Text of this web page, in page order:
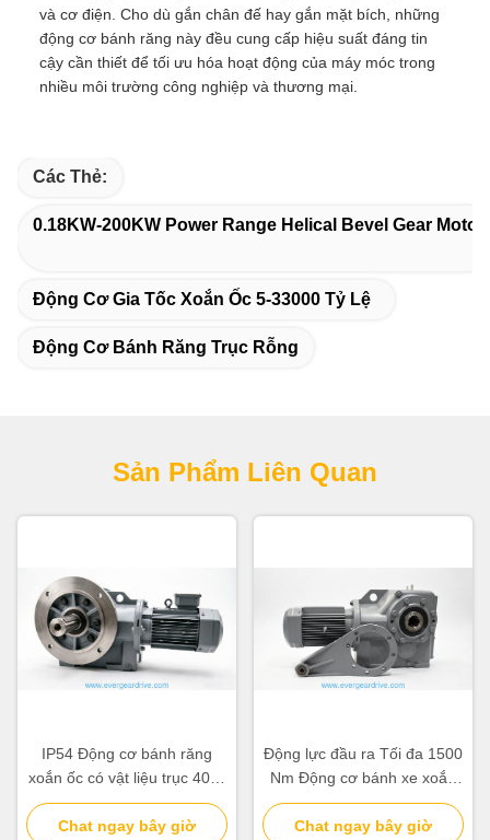
và cơ điện. Cho dù gắn chân đế hay gắn mặt bích, những
động cơ bánh răng này đều cung cấp hiệu suất đáng tin
cậy cần thiết để tối ưu hóa hoạt động của máy móc trong
nhiều môi trường công nghiệp và thương mại.
Các Thẻ:
0.18KW-200KW Power Range Helical Bevel Gear Motor
Động Cơ Gia Tốc Xoắn Ốc 5-33000 Tỷ Lệ
Động Cơ Bánh Răng Trục Rỗng
Sản Phẩm Liên Quan
IP54 Động cơ bánh răng
xoắn ốc có vật liệu trục 40Cr
và 20CrMnTi phù hợp cho
các ứng dụng công nghiệp
Chat ngay bây giờ
Động lực đầu ra Tối đa 1500
Nm Động cơ bánh xe xoắn
ốc chân gắn sườn gắn sườn
giải pháp truyền tải điện
Chat ngay bây giờ